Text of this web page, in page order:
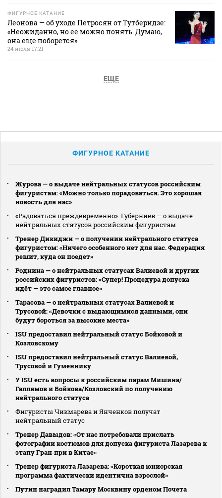
ФИГУРНОЕ КАТАНИЕ
Леонова — об уходе Петросян от Тутберидзе:
«Неожиданно, но ее можно понять. Думаю,
она еще поборется»
24 июля 17:21
ЕЩЕ
ФИГУРНОЕ КАТАНИЕ
Журова — о выдаче нейтральных статусов российским
фигуристам: «Можно только порадоваться. Это хорошая
новость для нас»
«Радоваться преждевременно». Губерниев — о выдаче
нейтральных статусов российским фигуристам
Тренер Дикиджи — о получении нейтрального статуса
фигуристом: «Ничего особенного нет для нас. Федерация
решит, куда он поедет»
Роднина — о нейтральных статусах Валиевой и других
российских фигуристов: «Супер! Процедура допуска
идёт — это самое главное»
Тарасова — о нейтральных статусах Валиевой и
Трусовой: «Девочки с выдающимися данными, они
будут бороться за высокие места»
ISU предоставил нейтральный статус Бойковой и
Козловскому
ISU предоставил нейтральный статус Валиевой,
Трусовой и Гуменнику
У ISU есть вопросы к российским парам Мишина/
Галлямов и Бойкова/Козловский по получению
нейтрального статуса
Фигуристы Чикмарева и Янченков получат
нейтральный статус
Тренер Давыдов: «От нас потребовали прислать
фотографии костюмов для допуска фигуриста Лазарева к
этапу Гран‑при в Китае»
Тренер фигуриста Лазарева: «Короткая юниорская
программа фактически идентична взрослой»
Путин наградил Тамару Москвину орденом Почета